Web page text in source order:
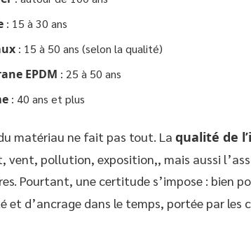
: 15 à 30 ans
: 15 à 50 ans (selon la qualité)
EPDM : 25 à 50 ans
: 40 ans et plus
matériau ne fait pas tout. La qualité de
vent, pollution, exposition,, mais aussi
Pourtant, une certitude s’impose : bien
et d’ancrage dans le temps, portée par les